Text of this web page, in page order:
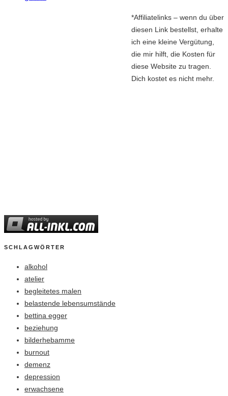
*Affiliatelinks – wenn du über
diesen Link bestellst, erhalte
ich eine kleine Vergütung,
die mir hilft, die Kosten für
diese Website zu tragen.
Dich kostet es nicht mehr.
SCHLAGWÖRTER
alkohol
atelier
begleitetes malen
belastende lebensumstände
bettina egger
beziehung
bilderhebamme
burnout
demenz
depression
erwachsene